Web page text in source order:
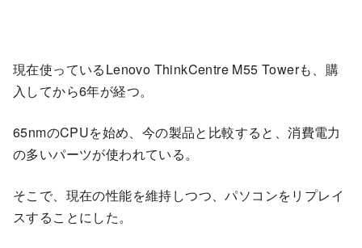
現在使っているLenovo ThinkCentre M55 Towerも、購
入してから6年が経つ。
65nmのCPUを始め、今の製品と比較すると、消費電力
の多いパーツが使われている。
そこで、現在の性能を維持しつつ、パソコンをリプレイ
スすることにした。